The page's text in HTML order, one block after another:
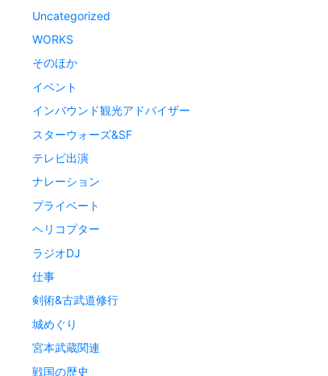
Uncategorized
WORKS
そのほか
イベント
インバウンド観光アドバイザー
スターウォーズ&SF
テレビ出演
ナレーション
プライベート
ヘリコプター
ラジオDJ
仕事
剣術&古武道修行
城めぐり
宮本武蔵関連
戦国の歴史